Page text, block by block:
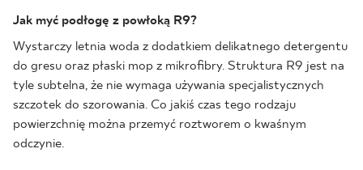
Jak myć podłogę z powłoką R9?
Wystarczy letnia woda z dodatkiem delikatnego detergentu
do gresu oraz płaski mop z mikrofibry. Struktura R9 jest na
tyle subtelna, że nie wymaga używania specjalistycznych
szczotek do szorowania. Co jakiś czas tego rodzaju
powierzchnię można przemyć roztworem o kwaśnym
odczynie.